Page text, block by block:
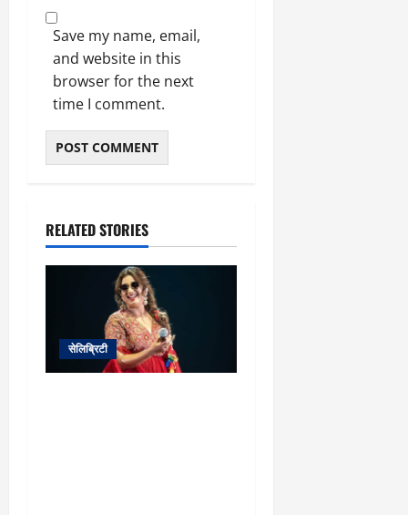
Save my name, email,
and website in this
browser for the next
time I comment.
RELATED STORIES
सेलिब्रिटी